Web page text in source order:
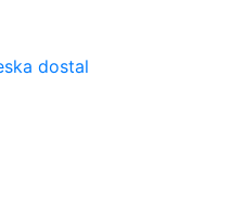
dostal